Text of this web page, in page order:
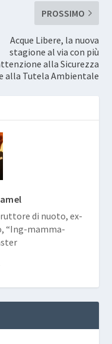
PROSSIMO
Acque Libere, la nuova
stagione al via con più
alla Sicurezza
alla Tutela Ambientale
di nuoto, ex-
“Ing-mamma-